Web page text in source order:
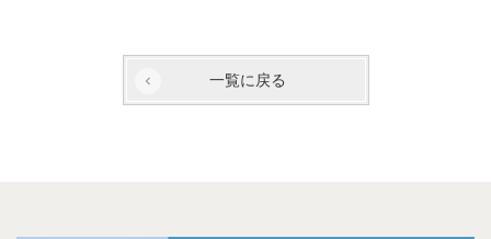
一覧に戻る